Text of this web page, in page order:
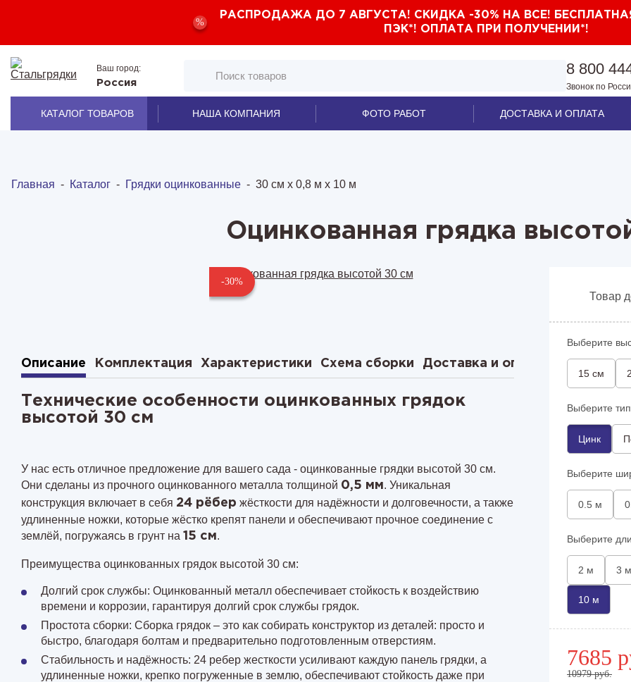
%
РАСПРОДАЖА ДО 7 АВГУСТА! СКИДКА -30% НА ВСЕ!
ПЭК*! ОПЛАТА ПРИ ПОЛУЧЕНИИ*!
Ваш город:
Россия
8 800
Звонок по
КАТАЛОГ ТОВАРОВ НАША КОМПАНИЯ ФОТО РАБОТ ДОСТАВКА И ОПЛАТА
Главная - Каталог - Грядки оцинкованные - 30 см х 0,8 м х 10 м
Оцинкованная грядка
-30%
Описание Комплектация Характеристики Схема сборки Доставка и оплата
Технические особенности оцинкованных грядок
высотой 30 см
У нас есть отличное предложение для вашего сада - оцинкованные грядки высотой 30 см.
Они сделаны из прочного оцинкованного металла толщиной 0,5 мм. Уникальная
конструкция включает в себя 24 рёбер жёсткости для надёжности и долговечности, а также
удлиненные ножки, которые жёстко крепят панели и обеспечивают прочное соединение с
землёй, погружаясь в грунт на 15 см.
Преимущества оцинкованных грядок высотой 30 см:
Долгий срок службы: Оцинкованный металл обеспечивает стойкость к воздействию
времени и коррозии, гарантируя долгий срок службы грядок.
Простота сборки: Сборка грядок – это как собирать конструктор из деталей: просто и
быстро, благодаря болтам и предварительно подготовленным отверстиям.
Стабильность и надёжность: 24 ребер жесткости усиливают каждую панель грядки, а
удлиненные ножки, крепко погруженные в землю, обеспечивают стойкость даже при
Товар
Выберите
15 см
Выберите
Цинк
Выберите
0.5 м
Выберите
2 м 3 м
10 м
7685
10979 руб.